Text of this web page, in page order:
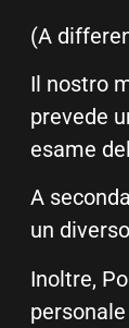
(A
Il nostro
prevede
esame
A
un
Inoltre,